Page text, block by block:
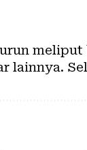
meliput
lainnya.